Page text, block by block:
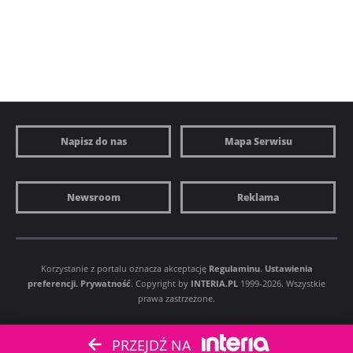
Napisz do nas Mapa Serwisu
Newsroom Reklama
Korzystanie z portalu oznacza akceptację Regulaminu. Ustawienia
preferencji. Prywatność. Copyright by INTERIA.PL 1999-2026. Wszystkie
prawa zastrzeżone.
PRZEJDŹ NA